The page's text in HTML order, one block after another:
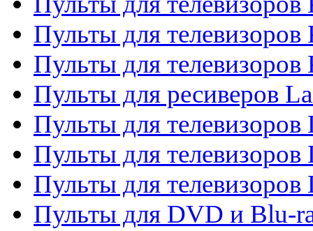
Пульты для
Пульты для
Пульты для ресиверов
Пульты для телевизоров
Пульты для телевизоров
Пульты для телевизоров
Пульты для DVD и Blu-